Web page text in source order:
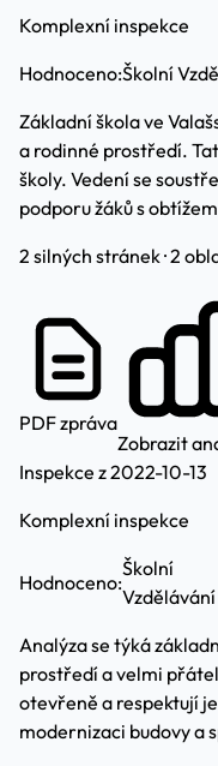
Komplexní inspekce
Hodnoceno:Školní
Základní škola ve
a rodinné prostředí.
školy. Vedení se
podporu žáků s
2 silných stránek · 2
PDF zpráva
Zobrazit
Inspekce z 2022-10-13
Komplexní inspekce
Hodnoceno:
Školní
Vzdělávání
Analýza se týká
prostředí a velmi
otevřeně a respektují
modernizaci budovy a